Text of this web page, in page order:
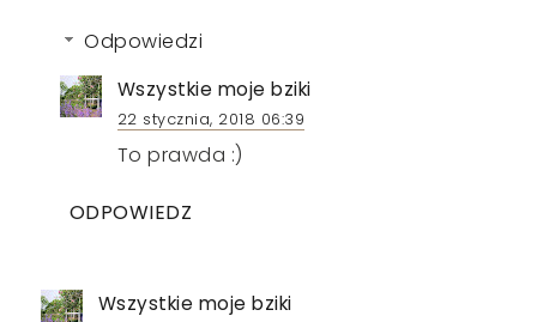
Odpowiedzi
Wszystkie moje bziki
22 stycznia, 2018 06:39
To prawda :)
ODPOWIEDZ
Wszystkie moje bziki